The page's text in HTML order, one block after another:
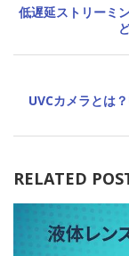
低遅延ストリーミ
UVCカメラとは
RELATED